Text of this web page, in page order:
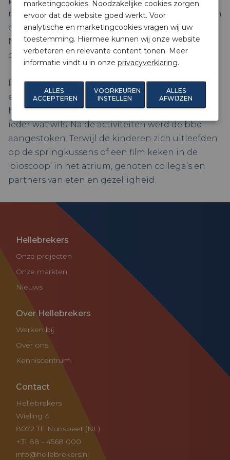
met springkussens, stormbanen, knutseltafels en
een schminkhoek. En Outdoor Centrum
Nunspeet had tal van activiteiten uitgezet waar
collega’s vooraf een keuze uit hadden gemaakt.
Fat Maxen, steppen, tandem fietsen, voetballen,
een zeskamp, een ice-tea workshop of met de
huifkar de omgeving verkennen. Er was voor
ieder wat wils. Na de activiteiten werd de bbq
aangestoken. Terwijl de kinderen zich uitleefden
op de springkussens of een film keken in de
‘bioscoop’ in het atrium, genoten collega’s en
partners van eten en gezelligheid.
marketingcookies. Noodzakelijke cookies zorgen
ervoor dat de website goed werkt. Voor
analytische en marketingcookies vragen wij uw
toestemming. Hiermee kunnen wij onze website
verbeteren en relevante content tonen. Meer
informatie vindt u in onzeprivacyverklaring.
ALLES
ACCEPTEREN
VOORKEUREN
INSTELLEN
ALLES
AFWIJZEN
Hellebrekers
Onze projecten
Onze markten
Nieuws
Over Hellebrekers
Werken bij
Over ons
Kenniscentrum
Contact
Hellebrekers
Wieling 4
8072 TE Nunspeet (NL)
+31 88 - 4568 000
info@hellebrekers.nl